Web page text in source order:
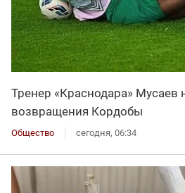
Тренер «Краснодара» Мусаев
возвращения Кордобы
Общество сегодня, 06:34